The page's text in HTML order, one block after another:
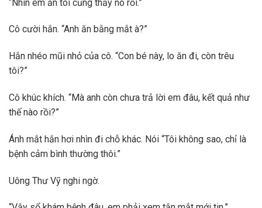
“Nhìn em ăn tôi cũng thấy no rồi.”
Cô cười hắn. “Anh ăn bằng mắt à?”
Hắn nhéo mũi nhỏ của cô. “Con bé này, lo ăn đi, còn trêu
tôi?”
Cô khúc khích. “Mà anh còn chưa trả lời em đâu, kết quả như
thế nào rồi?”
Ánh mắt hắn hơi nhìn đi chỗ khác. Nói “Tôi không sao, chỉ là
bệnh cảm bình thường thôi.”
Uông Thư Vỹ nghi ngờ.